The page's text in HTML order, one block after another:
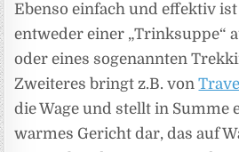
Ebenso einfach und effektiv
entweder einer „Trinksuppe“
oder eines sogenannten
Zweiteres bringt z.B. von
die Wage und stellt in Summe
warmes Gericht dar, das auf